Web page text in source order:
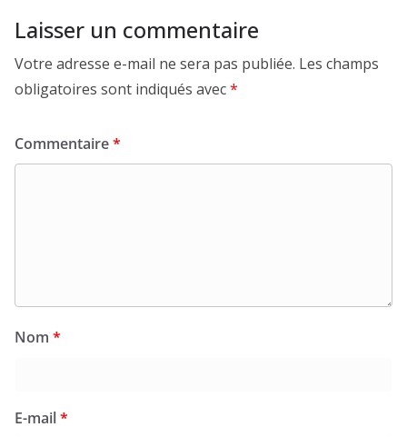
Laisser un commentaire
Votre adresse e-mail ne sera pas publiée. Les champs
obligatoires sont indiqués avec*
Commentaire*
Nom *
E-mail*